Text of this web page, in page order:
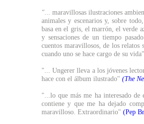
" ... maravillosas ilustraciones
animales y escenarios y, sobre
basa en el gris, el marrón, el verde
y sensaciones de un tiempo
cuentos maravillosos, de los relatos
cuando uno se hace cargo de su
"... Ungerer lleva a los jóvenes
hace con el álbum ilustrado" (The
"...lo que más me ha interesado
contiene y que me ha dejado
maravilloso. Extraordinario" (Pep